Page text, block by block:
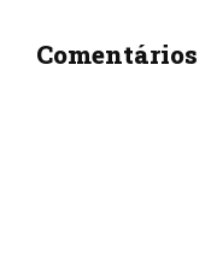
Comentários